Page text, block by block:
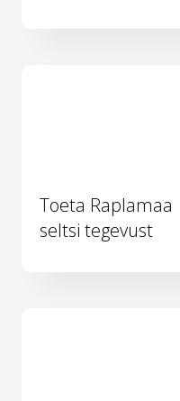
Toeta Raplamaa
seltsi tegevust